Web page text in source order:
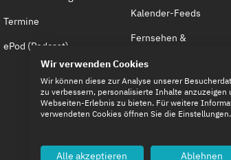
Termine
ePod (Podcast)
Kalender-Feeds
Fernsehen &
Eintrittskarten
Wir verwenden Cookies
Wir können diese zur Analyse unserer
zu verbessern, personalisierte Inhalte anzuzeigen
Webseiten-Erlebnis zu bieten. Für weitere
verwendeten Cookies öffnen Sie die Einstellungen.
Alle akzeptieren Ablehnen